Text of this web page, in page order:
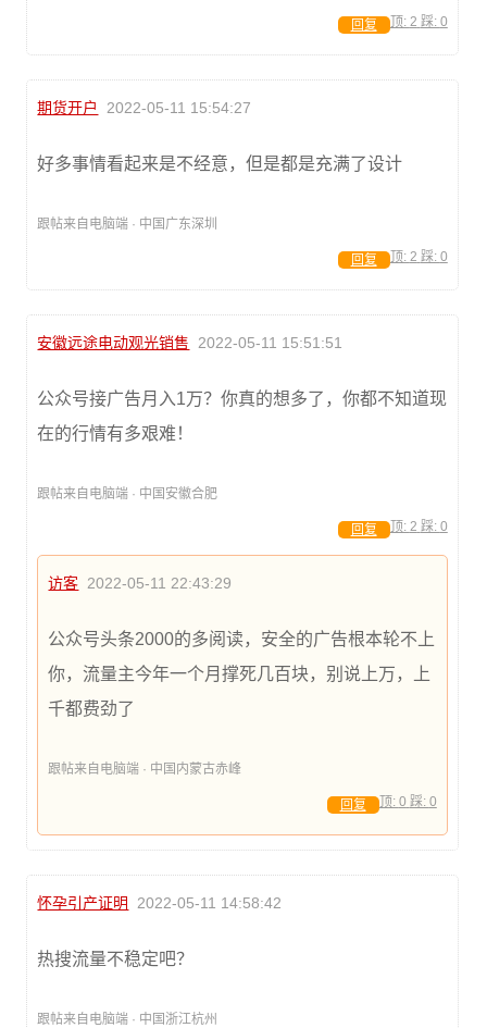
顶: 2 踩: 0
回复
期货开户 2022-05-11 15:54:27
好多事情看起来是不经意，但是都是充满了设计
跟帖来自电脑端 · 中国广东深圳
顶: 2 踩: 0
回复
安徽远途电动观光销售 2022-05-11 15:51:51
公众号接广告月入1万？你真的想多了，你都不知道现
在的行情有多艰难！
跟帖来自电脑端 · 中国安徽合肥
顶: 2 踩: 0
回复
访客 2022-05-11 22:43:29
公众号头条2000的多阅读，安全的广告根本轮不上
你，流量主今年一个月撑死几百块，别说上万，上
千都费劲了
跟帖来自电脑端 · 中国内蒙古赤峰
顶: 0 踩: 0
回复
怀孕引产证明 2022-05-11 14:58:42
热搜流量不稳定吧？
跟帖来自电脑端 · 中国浙江杭州